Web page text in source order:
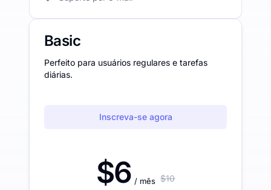
Basic
Perfeito para usuários regulares e tarefas
diárias.
Inscreva-se agora
$6 / mês $10